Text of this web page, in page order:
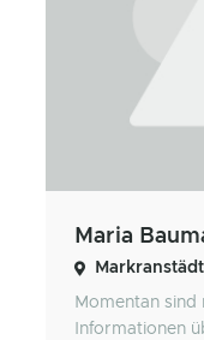
Maria
Momentan sind
Informationen